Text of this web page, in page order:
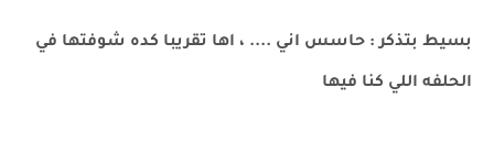
بسيط بتذكر : حاسس اني .... ، اها تقريبا كده شوفتها في
الحلفه اللي كنا فيها